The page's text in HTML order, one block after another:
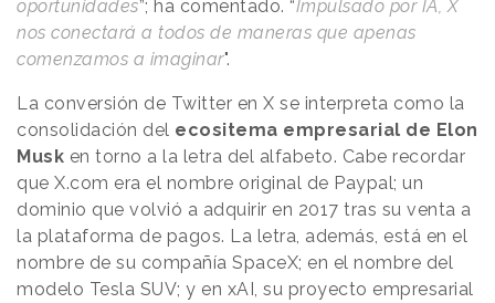
oportunidades”; ha comentado. “Impulsado por IA, X
nos conectará a todos de maneras que apenas
comenzamos a imaginar".
La conversión de Twitter en X se interpreta como la
consolidación del ecositema empresarial de Elon
Musk en torno a la letra del alfabeto. Cabe recordar
que X.com era el nombre original de Paypal; un
dominio que volvió a adquirir en 2017 tras su venta a
la plataforma de pagos. La letra, además, está en el
nombre de su compañía SpaceX; en el nombre del
modelo Tesla SUV; y en xAI, su proyecto empresarial